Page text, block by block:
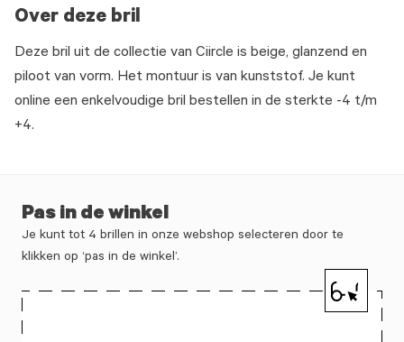
Over deze bril
Deze bril uit de collectie van Ciircle is beige, glanzend en
piloot van vorm. Het montuur is van kunststof. Je kunt
online een enkelvoudige bril bestellen in de sterkte -4 t/m
+4.
Pas in de winkel
Je kunt tot 4 brillen in onze webshop selecteren door te
klikken op ‘pas in de winkel’.